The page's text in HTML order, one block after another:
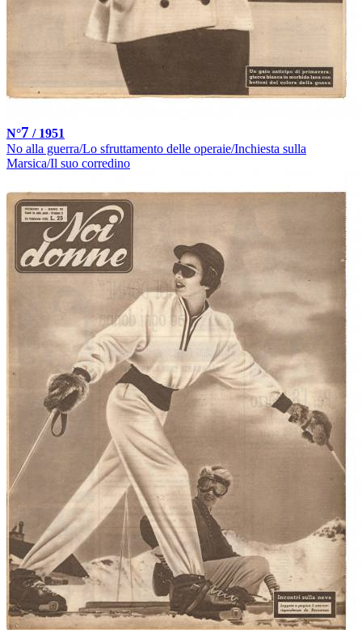
N°7 / 1951
No alla guerra/Lo sfruttamento delle operaie/Inchiesta sulla
Marsica/Il suo corredino